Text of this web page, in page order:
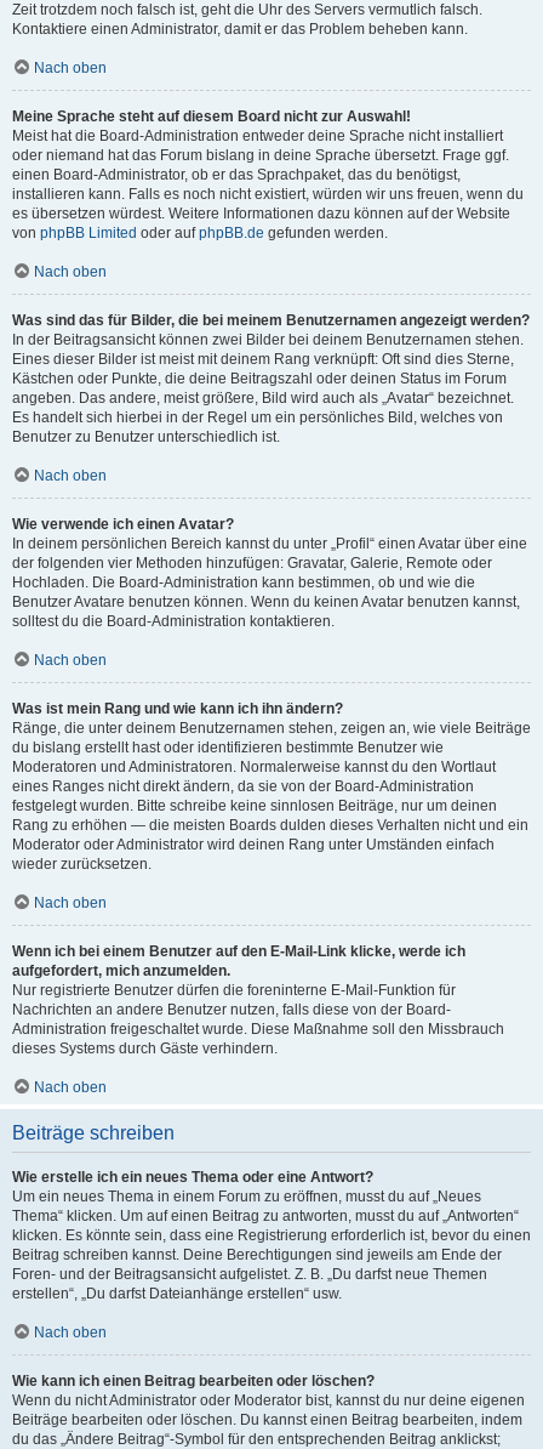
Zeit trotzdem noch falsch ist, geht die Uhr des Servers vermutlich falsch.
Kontaktiere einen Administrator, damit er das Problem beheben kann.
Nach oben
Meine Sprache steht auf diesem Board nicht zur Auswahl!
Meist hat die Board-Administration entweder deine Sprache nicht installiert
oder niemand hat das Forum bislang in deine Sprache übersetzt. Frage ggf.
einen Board-Administrator, ob er das Sprachpaket, das du benötigst,
installieren kann. Falls es noch nicht existiert, würden wir uns freuen, wenn du
es übersetzen würdest. Weitere Informationen dazu können auf der Website
von phpBB Limited oder aufphpBB.de gefunden werden.
Nach oben
Was sind das für Bilder, die bei meinem Benutzernamen angezeigt werden?
In der Beitragsansicht können zwei Bilder bei deinem Benutzernamen stehen.
Eines dieser Bilder ist meist mit deinem Rang verknüpft: Oft sind dies Sterne,
Kästchen oder Punkte, die deine Beitragszahl oder deinen Status im Forum
angeben. Das andere, meist größere, Bild wird auch als „Avatar“ bezeichnet.
Es handelt sich hierbei in der Regel um ein persönliches Bild, welches von
Benutzer zu Benutzer unterschiedlich ist.
Nach oben
Wie verwende ich einen Avatar?
In deinem persönlichen Bereich kannst du unter „Profil“ einen Avatar über eine
der folgenden vier Methoden hinzufügen: Gravatar, Galerie, Remote oder
Hochladen. Die Board-Administration kann bestimmen, ob und wie die
Benutzer Avatare benutzen können. Wenn du keinen Avatar benutzen kannst,
solltest du die Board-Administration kontaktieren.
Nach oben
Was ist mein Rang und wie kann ich ihn ändern?
Ränge, die unter deinem Benutzernamen stehen, zeigen an, wie viele Beiträge
du bislang erstellt hast oder identifizieren bestimmte Benutzer wie
Moderatoren und Administratoren. Normalerweise kannst du den Wortlaut
eines Ranges nicht direkt ändern, da sie von der Board-Administration
festgelegt wurden. Bitte schreibe keine sinnlosen Beiträge, nur um deinen
Rang zu erhöhen — die meisten Boards dulden dieses Verhalten nicht und ein
Moderator oder Administrator wird deinen Rang unter Umständen einfach
wieder zurücksetzen.
Nach oben
Wenn ich bei einem Benutzer auf den E-Mail-Link klicke, werde ich
aufgefordert, mich anzumelden.
Nur registrierte Benutzer dürfen die foreninterne E-Mail-Funktion für
Nachrichten an andere Benutzer nutzen, falls diese von der Board-
Administration freigeschaltet wurde. Diese Maßnahme soll den Missbrauch
dieses Systems durch Gäste verhindern.
Nach oben
Beiträge schreiben
Wie erstelle ich ein neues Thema oder eine Antwort?
Um ein neues Thema in einem Forum zu eröffnen, musst du auf „Neues
Thema“ klicken. Um auf einen Beitrag zu antworten, musst du auf „Antworten“
klicken. Es könnte sein, dass eine Registrierung erforderlich ist, bevor du einen
Beitrag schreiben kannst. Deine Berechtigungen sind jeweils am Ende der
Foren- und der Beitragsansicht aufgelistet. Z. B. „Du darfst neue Themen
erstellen“, „Du darfst Dateianhänge erstellen“ usw.
Nach oben
Wie kann ich einen Beitrag bearbeiten oder löschen?
Wenn du nicht Administrator oder Moderator bist, kannst du nur deine eigenen
Beiträge bearbeiten oder löschen. Du kannst einen Beitrag bearbeiten, indem
du das „Ändere Beitrag“-Symbol für den entsprechenden Beitrag anklickst;